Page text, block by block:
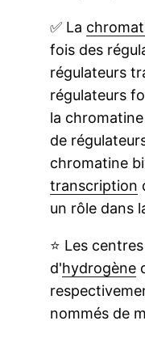
✅ La
fois des
régulateurs
régulateurs
la
de
chromatine
transcription
un rôle dans
⭐ Les
d'hydrogène
nommés de